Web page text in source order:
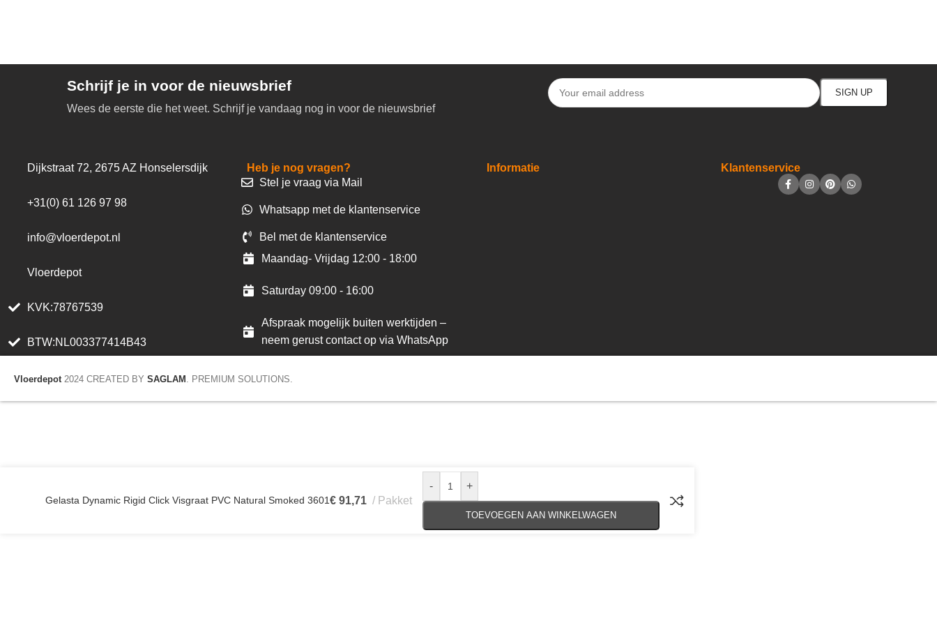
Schrijf je in voor de nieuwsbrief
Wees de eerste die het weet. Schrijf je vandaag nog in voor de nieuwsbrief
Dijkstraat 72, 2675 AZ Honselersdijk
+31(0) 61 126 97 98
info@vloerdepot.nl
Vloerdepot
KVK:78767539
BTW:NL003377414B43
Heb je nog vragen?
Stel je vraag via Mail
Whatsapp met de klantenservice
Bel met de klantenservice
Maandag- Vrijdag 12:00 - 18:00
Saturday 09:00 - 16:00
Afspraak mogelijk buiten werktijden –
neem gerust contact op via WhatsApp
Informatie Klantenservice
Vloerdepot 2024 CREATED BY SAGLAM . PREMIUM SOLUTIONS.
Gelasta Dynamic Rigid Click Visgraat PVC Natural Smoked 3601€ 91,71 Pakket
- +
TOEVOEGEN AAN WINKELWAGEN